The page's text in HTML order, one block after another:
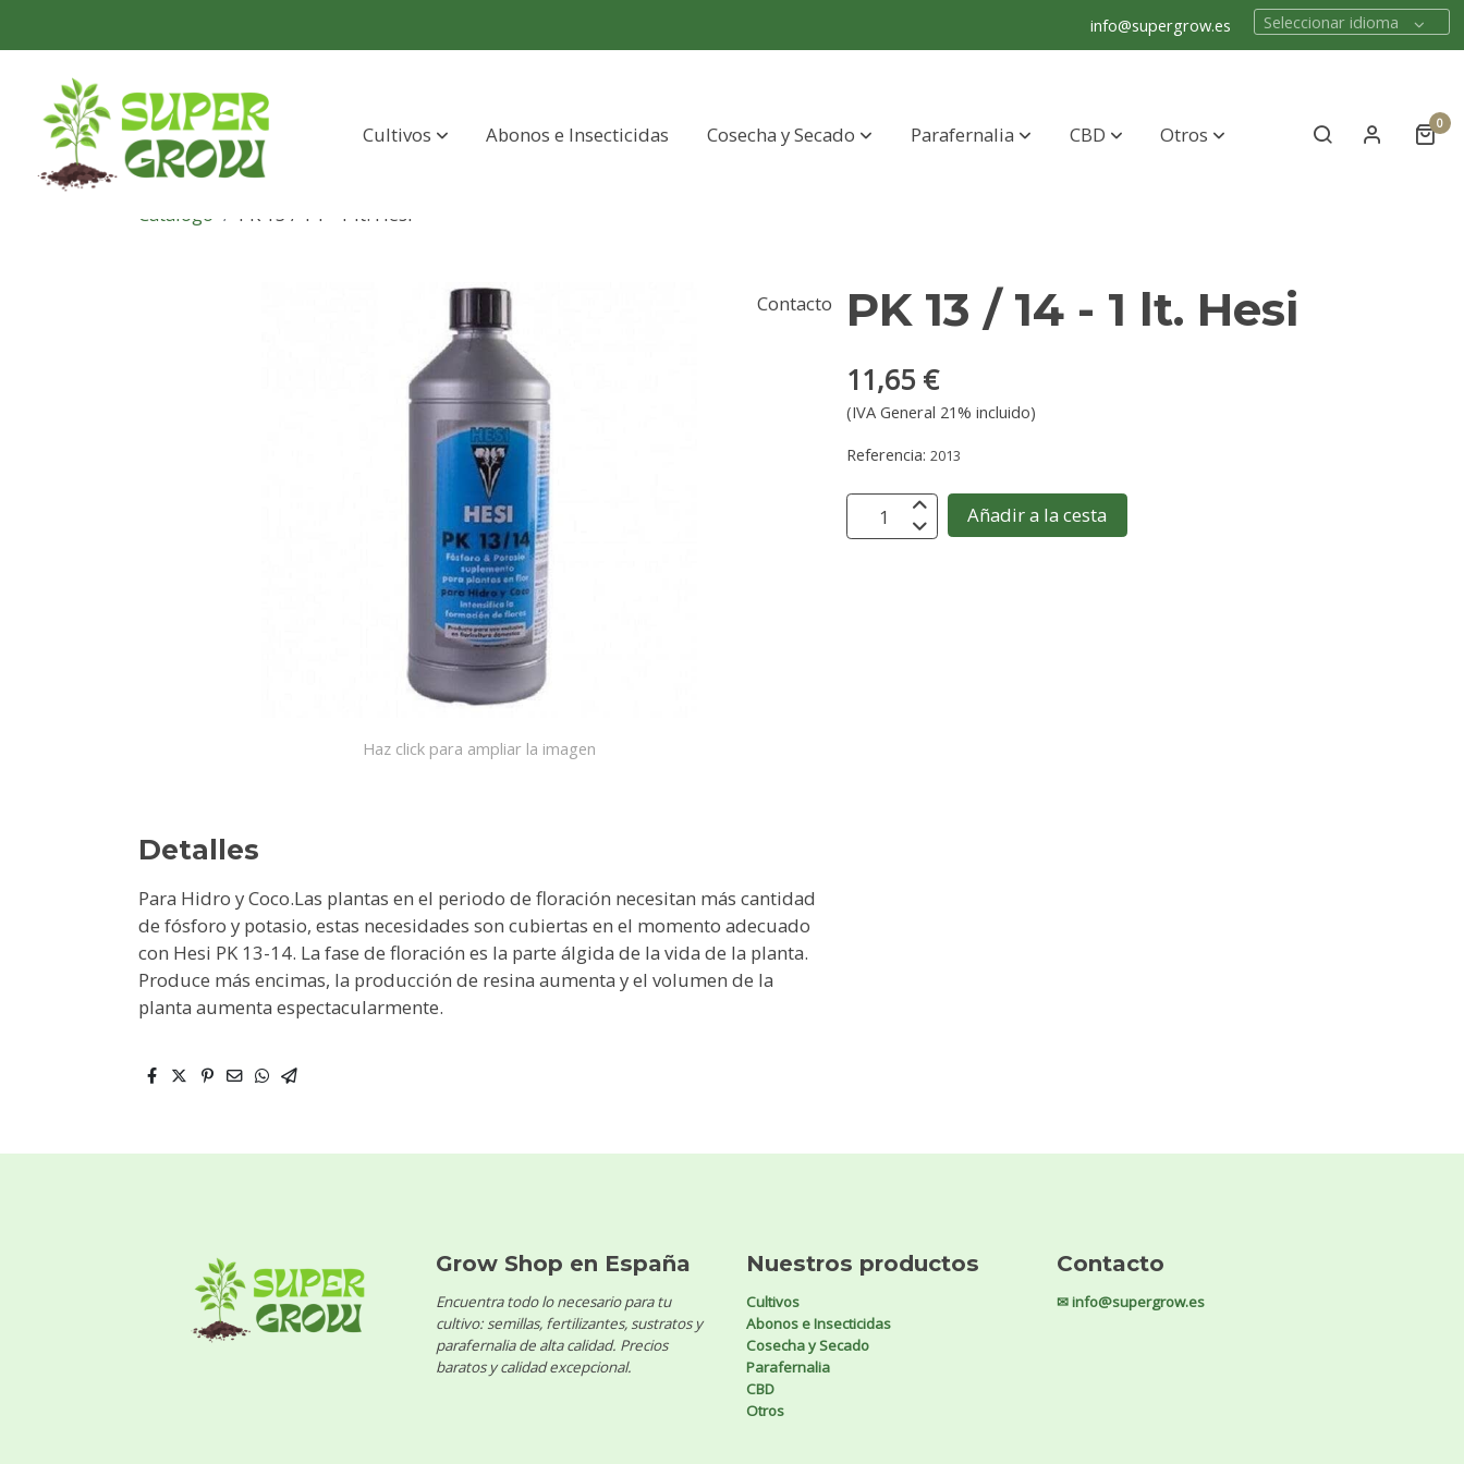
info@supergrow.es Seleccionar idioma
Cultivos Abonos e Insecticidas Cosecha y Secado Parafernalia CBD Otros
Contacto
0
Catálogo PK 13 / 14 - 1 lt. Hesi
Haz click para ampliar la imagen
Detalles
Para Hidro y Coco.Las plantas en el periodo de floración necesitan más cantidad
de fósforo y potasio, estas necesidades son cubiertas en el momento adecuado
con Hesi PK 13-14. La fase de floración es la parte álgida de la vida de la planta.
Produce más encimas, la producción de resina aumenta y el volumen de la
planta aumenta espectacularmente.
PK 13 / 14 - 1 lt. Hesi
11,65 €
(IVA General 21% incluido)
Referencia:2013
Añadir a la cesta
Grow Shop en España
Encuentra todo lo necesario para tu
cultivo: semillas, fertilizantes, sustratos y
parafernalia de alta calidad. Precios
baratos y calidad excepcional.
Nuestros productos
Cultivos
Abonos e Insecticidas
Cosecha y Secado
Parafernalia
CBD
Otros
Contacto
✉ info@supergrow.es